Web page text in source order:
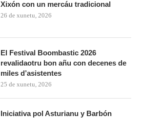
Xixón con un mercáu tradicional
26 de xunetu, 2026
El Festival Boombastic 2026
revalidaotru bon añu con decenes de
miles d’asistentes
25 de xunetu, 2026
Iniciativa pol Asturianu y Barbón